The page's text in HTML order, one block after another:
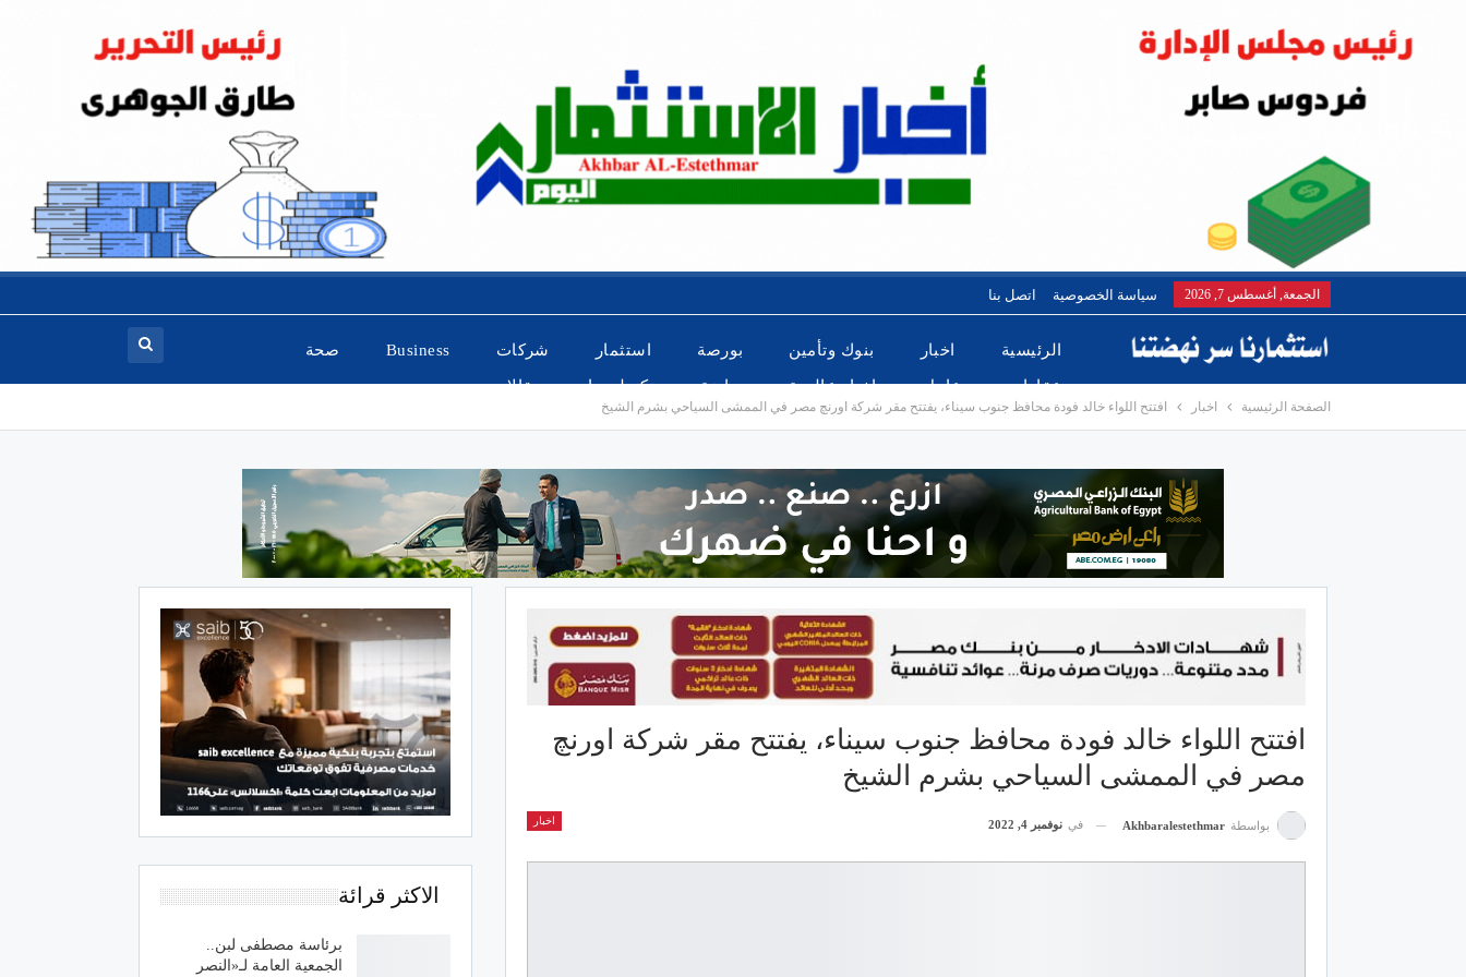
الجمعة, أغسطس 7, 2026 سياسة الخصوصية اتصل بنا
الرئيسية اخبار بنوك وتأمين بورصة استثمار شركات Business صحة
عقارات عاجل اخبار عالمية رياضة تكنولوجيا مقالات
الصفحة الرئيسية اخبار افتتح اللواء خالد فودة محافظ جنوب سيناء، يفتتح مقر شركة اورنچ مصر في الممشى السياحي بشرم الشيخ
افتتح اللواء خالد فودة محافظ جنوب سيناء، يفتتح مقر شركة اورنچ
مصر في الممشى السياحي بشرم الشيخ
اخبار بواسطة Akhbaralestethmar في نوفمبر 4, 2022
الاكثر قرائة
برئاسة مصطفى لبن..
الجمعية العامة لـ«النصر